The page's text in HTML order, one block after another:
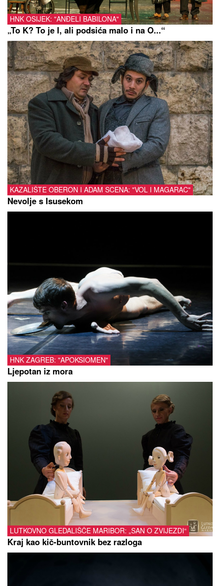
HNK OSIJEK: "ANĐELI BABILONA"
„To K? To je I, ali podsića malo i na O...“
KAZALIŠTE OBERON I ADAM SCENA: "VOL I MAGARAC"
Nevolje s Isusekom
HNK ZAGREB: "APOKSIOMEN"
Ljepotan iz mora
LUTKOVNO GLEDALIŠČE MARIBOR: „SAN O ZVIJEZDI“
Kraj kao kič-buntovnik bez razloga